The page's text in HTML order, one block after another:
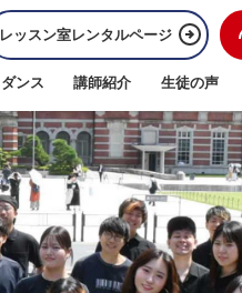
レッスン室レンタルページ
ダンス 講師紹介 生徒の声